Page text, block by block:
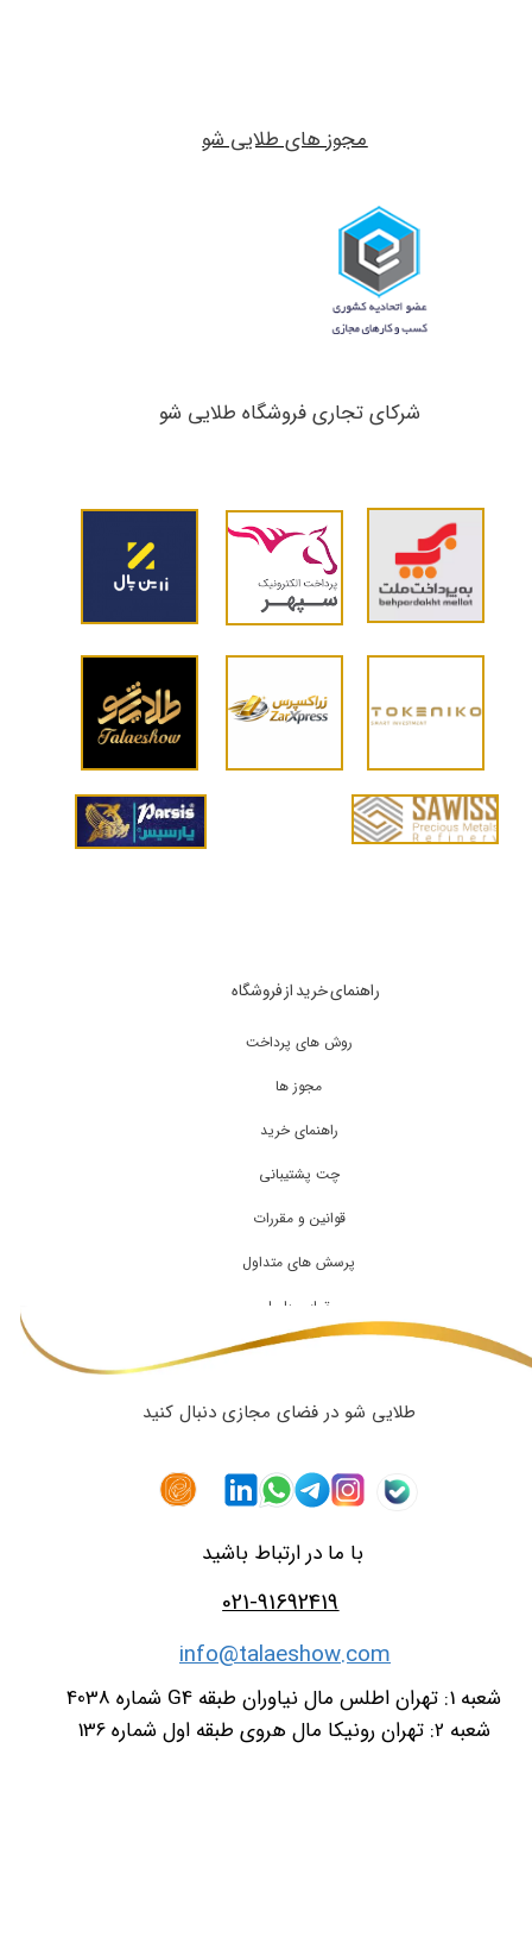
روش های پرداخت
مجوز ها
راهنمای خرید
چت پشتیبانی
قوانین و مقررات
پرسش های متداول
تماس با ما
راهنمای خرید از فروشگاه
شعبه 1: تهران اطلس مال نیاوران طبقه G4 شماره 4038
شعبه 2: تهران رونیکا مال هروی طبقه اول شماره 136
شرکای تجاری ​​​​​​​فروشگاه طلایی شو
مجوز های طلایی شو
طلایی شو در فضای مجازی دنبال کنید
021-91692419
info@talaeshow.com
با ما در ارتباط باشید